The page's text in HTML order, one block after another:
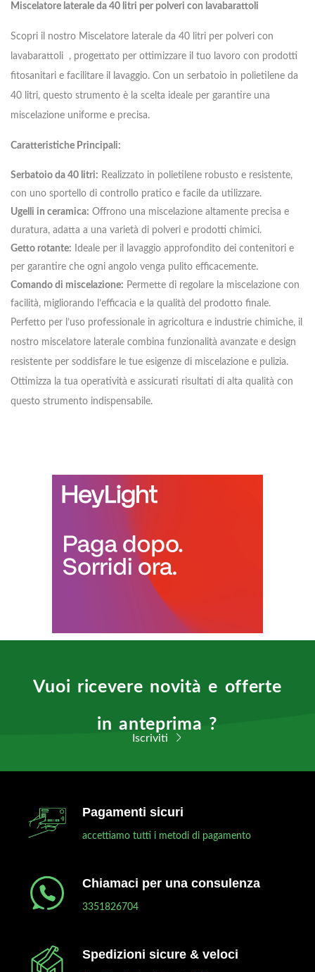
Miscelatore laterale da 40 litri per polveri con lavabarattoli
Scopri il nostro Miscelatore laterale da 40 litri per polveri con
lavabarattoli , progettato per ottimizzare il tuo lavoro con prodotti
fitosanitari e facilitare il lavaggio. Con un serbatoio in polietilene da
40 litri, questo strumento è la scelta ideale per garantire una
miscelazione uniforme e precisa.
Caratteristiche Principali:
Serbatoio da 40 litri: Realizzato in polietilene robusto e resistente,
con uno sportello di controllo pratico e facile da utilizzare.
Ugelli in ceramica: Offrono una miscelazione altamente precisa e
duratura, adatta a una varietà di polveri e prodotti chimici.
Getto rotante: Ideale per il lavaggio approfondito dei contenitori e
per garantire che ogni angolo venga pulito efficacemente.
Comando di miscelazione: Permette di regolare la miscelazione con
facilità, migliorando l’efficacia e la qualità del prodotto finale.
Perfetto per l’uso professionale in agricoltura e industrie chimiche, il
nostro miscelatore laterale combina funzionalità avanzate e design
resistente per soddisfare le tue esigenze di miscelazione e pulizia.
Ottimizza la tua operatività e assicurati risultati di alta qualità con
questo strumento indispensabile.
Vuoi ricevere novità e offerte
in anteprima ?
Iscriviti
Pagamenti sicuri
accettiamo tutti i metodi di pagamento
Chiamaci per una consulenza
3351826704
Spedizioni sicure & veloci